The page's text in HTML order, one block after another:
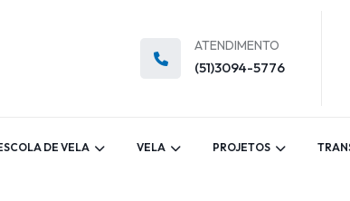
ATENDIMENTO
(51)3094-5776
DE VELA VELA PROJETOS